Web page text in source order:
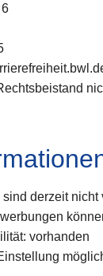
derzeit
vorhanden